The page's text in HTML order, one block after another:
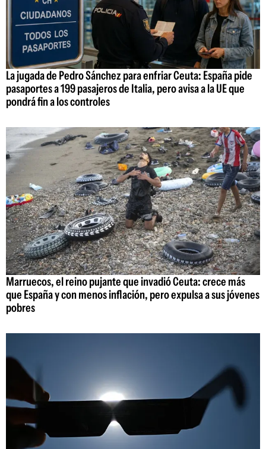
La jugada de Pedro Sánchez para enfriar Ceuta: España pide
pasaportes a 199 pasajeros de Italia, pero avisa a la UE que
pondrá fin a los controles
Marruecos, el reino pujante que invadió Ceuta: crece más
que España y con menos inflación, pero expulsa a sus jóvenes
pobres